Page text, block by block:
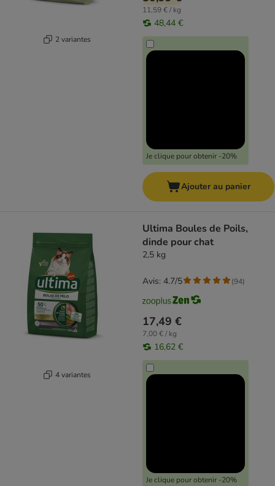
2 variantes
11,59 € / kg
48,44 €
Je clique pour obtenir -20%
Ajouter au panier
4 variantes
Ultima Boules de Poils,
dinde pour chat
2,5 kg
17,49 €
7,00 € / kg
16,62 €
Je clique pour obtenir -20%
Avis: 4.7/5 (94)